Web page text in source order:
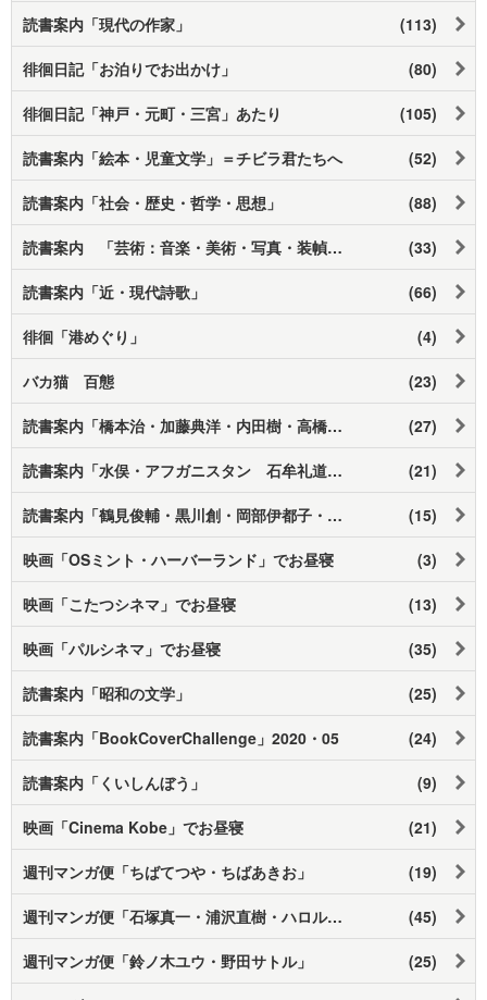
読書案内「現代の作家」 (113)
徘徊日記「お泊りでお出かけ」 (80)
徘徊日記「神戸・元町・三宮」あたり (105)
読書案内「絵本・児童文学」＝チビラ君たちへ (52)
読書案内「社会・歴史・哲学・思想」 (88)
読書案内 「芸術：音楽・美術・写真・装幀 他」 (33)
読書案内「近・現代詩歌」 (66)
徘徊「港めぐり」 (4)
バカ猫 百態 (23)
読書案内「橋本治・加藤典洋・内田樹・高橋源一郎・他」 (27)
読書案内「水俣・アフガニスタン 石牟礼道子・渡辺京二・中村哲 他」 (21)
読書案内「鶴見俊輔・黒川創・岡部伊都子・小田実 べ平連・思想の科学あたり」 (15)
映画「OSミント・ハーバーランド」でお昼寝 (3)
映画「こたつシネマ」でお昼寝 (13)
映画「パルシネマ」でお昼寝 (35)
読書案内「昭和の文学」 (25)
読書案内「BookCoverChallenge」2020・05 (24)
読書案内「くいしんぼう」 (9)
映画「Cinema Kobe」でお昼寝 (21)
週刊マンガ便「ちばてつや・ちばあきお」 (19)
週刊マンガ便「石塚真一・浦沢直樹・ハロルド作石」 (45)
週刊マンガ便「鈴ノ木ユウ・野田サトル」 (25)